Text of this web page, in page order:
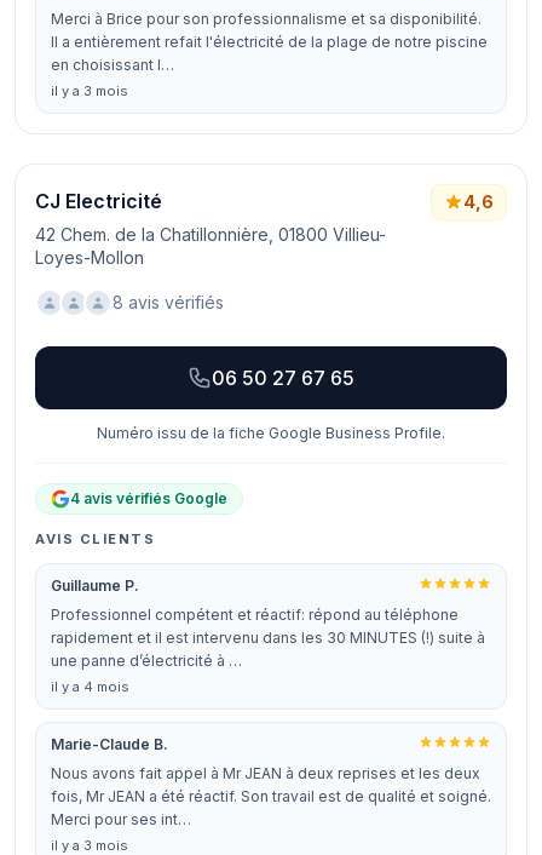
Merci à Brice pour son professionnalisme et sa disponibilité.
Il a entièrement refait l'électricité de la plage de notre piscine
en choisissant l…
il y a 3 mois
CJ Electricité
42 Chem. de la Chatillonnière, 01800 Villieu-
Loyes-Mollon
4,6
8 avis vérifiés
06 50 27 67 65
Numéro issu de la fiche Google Business Profile.
4 avis vérifiés Google
AVIS CLIENTS
Guillaume P.
Professionnel compétent et réactif: répond au téléphone
rapidement et il est intervenu dans les 30 MINUTES (!) suite à
une panne d’électricité à …
il y a 4 mois
Marie-Claude B.
Nous avons fait appel à Mr JEAN à deux reprises et les deux
fois, Mr JEAN a été réactif. Son travail est de qualité et soigné.
Merci pour ses int…
il y a 3 mois